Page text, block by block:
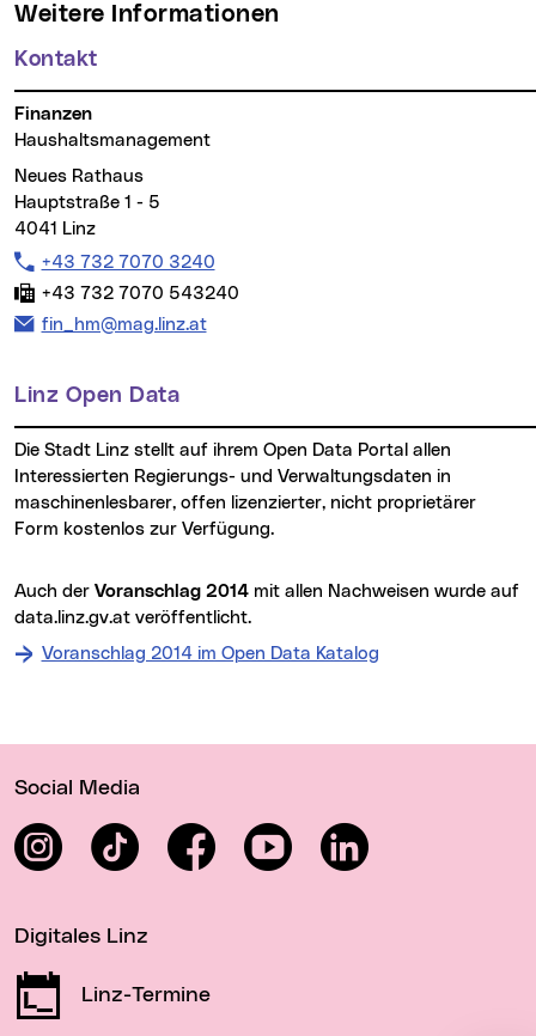
Weitere Informationen
Kontakt
Finanzen
Haushaltsmanagement
Neues Rathaus
Hauptstraße 1 - 5
4041 Linz
Telefon:
+43 732 7070 3240
Fax:
+43 732 7070 543240
E-Mail Adresse:
fin_hm@mag.linz.at
Linz Open Data
Die Stadt Linz stellt auf ihrem Open Data Portal allen
Interessierten Regierungs- und Verwaltungsdaten in
maschinenlesbarer, offen lizenzierter, nicht proprietärer
Form kostenlos zur Verfügung.
Auch der Voranschlag 2014 mit allen Nachweisen wurde auf
data.linz.gv.at (neues Fenster)
veröffentlicht.
Voranschlag 2014 im Open Data Katalog
Social Media
InstagramTikTok FacebookYouTube LinkedIn
Digitales Linz
Linz-Termine